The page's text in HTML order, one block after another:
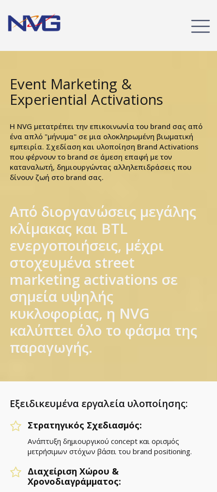
Event Marketing &
Experiential Activations
Η NVG μετατρέπει την επικοινωνία του brand σας από
ένα απλό "μήνυμα" σε μια ολοκληρωμένη βιωματική
εμπειρία. Σχεδίαση και υλοποίηση Brand Activations
που φέρνουν το brand σε άμεση επαφή με τον
καταναλωτή, δημιουργώντας αλληλεπιδράσεις που
δίνουν ζωή στο brand σας.
Από διοργανώσεις μεγάλης
κλίμακας και BTL
ενεργοποιήσεις, μέχρι
στοχευμένα street
marketing activations σε
σημεία υψηλής
κυκλοφορίας, η NVG
καλύπτει όλο το φάσμα της
παραγωγής.
Εξειδικευμένα εργαλεία υλοποίησης:
Στρατηγικός Σχεδιασμός:
Aνάπτυξη δημιουργικού concept και ορισμός
μετρήσιμων στόχων βάσει του brand positioning.
Διαχείριση Χώρου &
Χρονοδιαγράμματος: